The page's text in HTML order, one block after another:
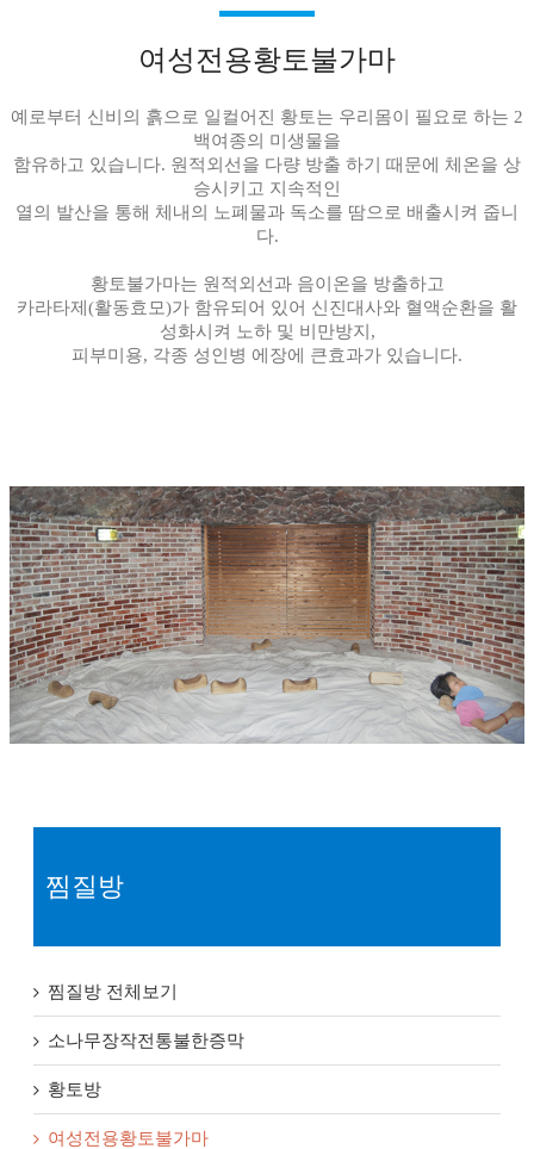
여성전용황토불가마
예로부터 신비의 흙으로 일컬어진 황토는 우리몸이 필요로 하는 2
백여종의 미생물을
함유하고 있습니다. 원적외선을 다량 방출 하기 때문에 체온을 상
승시키고 지속적인
열의 발산을 통해 체내의 노폐물과 독소를 땀으로 배출시켜 줍니
다.
황토불가마는 원적외선과 음이온을 방출하고
카라타제(활동효모)가 함유되어 있어 신진대사와 혈액순환을 활
성화시켜 노하 및 비만방지,
피부미용, 각종 성인병 에장에 큰효과가 있습니다.
찜질방
찜질방 전체보기
소나무장작전통불한증막
황토방
여성전용황토불가마